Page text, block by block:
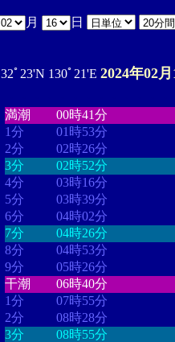
月 日
32ﾟ23'N 130ﾟ21'E 2024年02
満潮
00時41分
1分
01時53分
2分
02時26分
3分
02時52分
4分
03時16分
5分
03時39分
6分
04時02分
7分
04時26分
8分
04時53分
9分
05時26分
干潮
06時40分
1分
07時55分
2分
08時28分
3分
08時55分